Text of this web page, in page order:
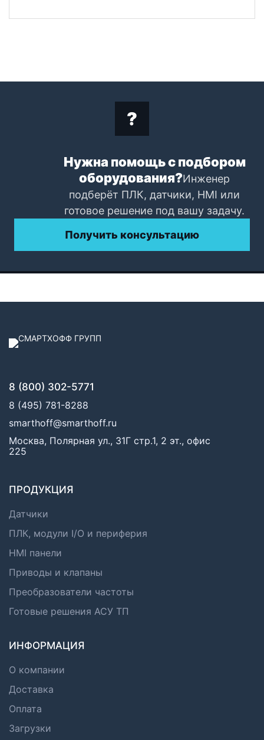
Нужна помощь с подбором
оборудования?Инженер
подберёт ПЛК, датчики, HMI или
готовое решение под вашу задачу.
Получить консультацию
8 (800) 302-5771
8 (495) 781-8288
smarthoff@smarthoff.ru
Москва, Полярная ул., 31Г стр.1, 2 эт., офис
225
ПРОДУКЦИЯ
Датчики
ПЛК, модули I/O и периферия
HMI панели
Приводы и клапаны
Преобразователи частоты
Готовые решения АСУ ТП
ИНФОРМАЦИЯ
О компании
Доставка
Оплата
Загрузки